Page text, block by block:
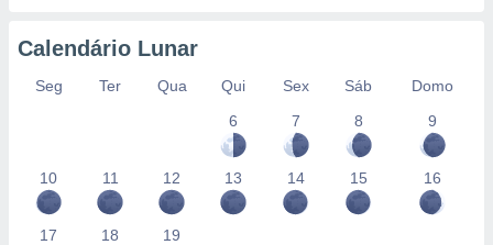
Calendário Lunar
Seg Ter Qua Qui Sex Sáb
Domo
6
7 8 9
10 11 12 13 14 15 16
17 18 19